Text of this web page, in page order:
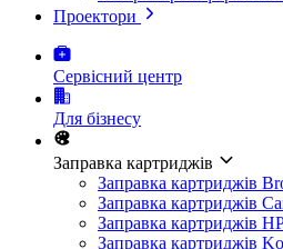
Проектори
Сервісний центр
Для бізнесу
Заправка картриджів
Заправка картриджів
Заправка картриджів
Заправка картриджів
Заправка картриджів